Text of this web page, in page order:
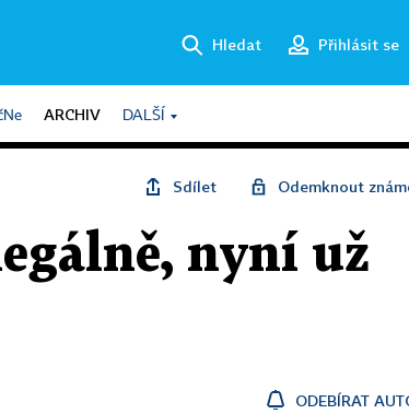
Hledat Přihlásit se
ARCHIV DALŠÍ
Sdílet Odemknout
nyní už
ODEBÍRAT